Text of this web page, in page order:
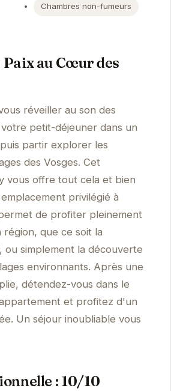
Chambres non-fumeurs
Paix au Cœur des
réveiller au son des
petit-déjeuner dans un
partir explorer les
des Vosges. Cet
vous offre tout cela et bien
privilégié à
de profiter pleinement
région, que ce soit la
ou simplement la découverte
environnants. Après une
détendez-vous dans le
et profitez d'un
Un séjour inoubliable vous
: 10/10